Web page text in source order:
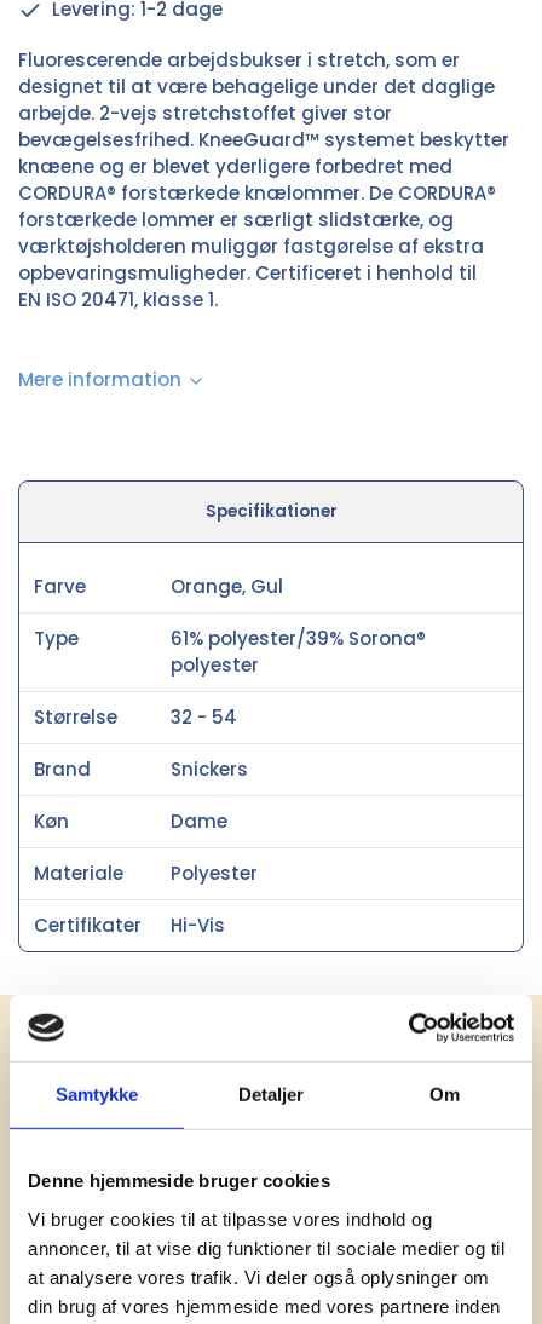
Samtykke Detaljer Om
Denne hjemmeside bruger cookies
Vi bruger cookies til at tilpasse vores indhold og
annoncer, til at vise dig funktioner til sociale medier og til
at analysere vores trafik. Vi deler også oplysninger om
din brug af vores hjemmeside med vores partnere inden
Levering: 1-2 dage
Fluorescerende arbejdsbukser i stretch, som er
designet til at være behagelige under det daglige
arbejde. 2-vejs stretchstoffet giver stor
bevægelsesfrihed. KneeGuard™ systemet beskytter
knæene og er blevet yderligere forbedret med
CORDURA® forstærkede knælommer. De CORDURA®
forstærkede lommer er særligt slidstærke, og
værktøjsholderen muliggør fastgørelse af ekstra
opbevaringsmuligheder. Certificeret i henhold til
EN ISO 20471, klasse 1.
Mere information
Specifikationer
Farve Orange, Gul
Type
61% polyester/39% Sorona®
polyester
Størrelse 32 - 54
Brand Snickers
Køn Dame
Materiale Polyester
Certifikater Hi-Vis
Få vores nyhedsbrev med
information om tilbud, nye varer og
andet godt
til din virksomhed. Vi kan det der med firmagaver, og
har ydet god personlig service til en
konkurrencedygtig pris siden 1991.